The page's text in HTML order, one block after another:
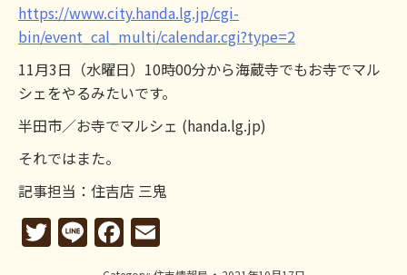
https://www.city.handa.lg.jp/cgi-
bin/event_cal_multi/calendar.cgi?type=2
11月3日（水曜日）10時00分から海蔵寺でもお寺でマル
シェをやるみたいです。
半田市／お寺でマルシェ (handa.lg.jp)
それではまた。
記事担当：住吉店 三鬼
Twitter
LineFacebook